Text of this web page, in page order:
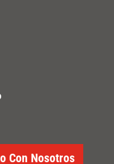
Con Nosotros